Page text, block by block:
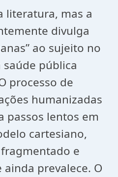
literatura, mas a
divulga
ao sujeito no
pública
processo de
humanizadas
passos lentos em
cartesiano,
e
prevalece. O